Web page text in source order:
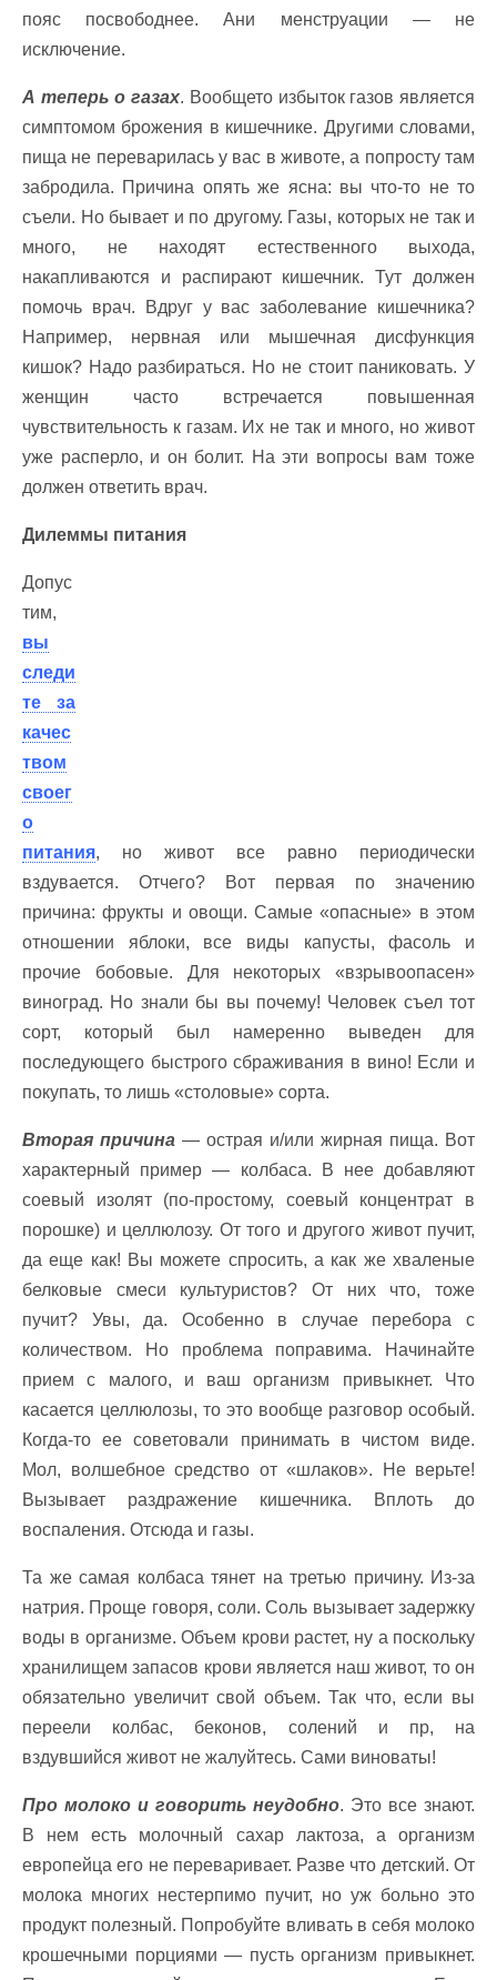
пояс посвободнее. Ани менструации — не
исключение.
А теперь о газах. Вообщето избыток газов является
симптомом брожения в кишечнике. Другими словами,
пища не переварилась у вас в животе, а попросту там
забродила. Причина опять же ясна: вы что-то не то
съели. Но бывает и по другому. Газы, которых не так и
много, не находят естественного выхода,
накапливаются и распирают кишечник. Тут должен
помочь врач. Вдруг у вас заболевание кишечника?
Например, нервная или мышечная дисфункция
кишок? Надо разбираться. Но не стоит паниковать. У
женщин часто встречается повышенная
чувствительность к газам. Их не так и много, но живот
уже расперло, и он болит. На эти вопросы вам тоже
должен ответить врач.
Дилеммы питания
Допус
тим,
вы
следи
те за
качес
твом
своег
о
питания, но живот все равно периодически
вздувается. Отчего? Вот первая по значению
причина: фрукты и овощи. Самые «опасные» в этом
отношении яблоки, все виды капусты, фасоль и
прочие бобовые. Для некоторых «взрывоопасен»
виноград. Но знали бы вы почему! Человек съел тот
сорт, который был намеренно выведен для
последующего быстрого сбраживания в вино! Если и
покупать, то лишь «столовые» сорта.
Вторая причина — острая и/или жирная пища. Вот
характерный пример — колбаса. В нее добавляют
соевый изолят (по-простому, соевый концентрат в
порошке) и целлюлозу. От того и другого живот пучит,
да еще как! Вы можете спросить, а как же хваленые
белковые смеси культуристов? От них что, тоже
пучит? Увы, да. Особенно в случае перебора с
количеством. Но проблема поправима. Начинайте
прием с малого, и ваш организм привыкнет. Что
касается целлюлозы, то это вообще разговор особый.
Когда-то ее советовали принимать в чистом виде.
Мол, волшебное средство от «шлаков». Не верьте!
Вызывает раздражение кишечника. Вплоть до
воспаления. Отсюда и газы.
Та же самая колбаса тянет на третью причину. Из-за
натрия. Проще говоря, соли. Соль вызывает задержку
воды в организме. Объем крови растет, ну а поскольку
хранилищем запасов крови является наш живот, то он
обязательно увеличит свой объем. Так что, если вы
переели колбас, беконов, солений и пр, на
вздувшийся живот не жалуйтесь. Сами виноваты!
Про молоко и говорить неудобно. Это все знают.
В нем есть молочный сахар лактоза, а организм
европейца его не переваривает. Разве что детский. От
молока многих нестерпимо пучит, но уж больно это
продукт полезный. Попробуйте вливать в себя молоко
крошечными порциями — пусть организм привыкнет.